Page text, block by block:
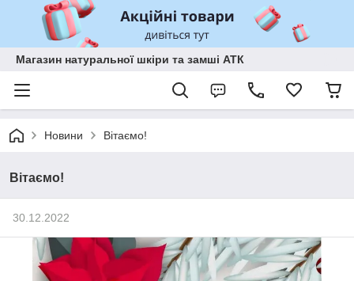
Магазин натуральної шкіри та замші АТК
Новини Вітаємо!
Вітаємо!
30.12.2022